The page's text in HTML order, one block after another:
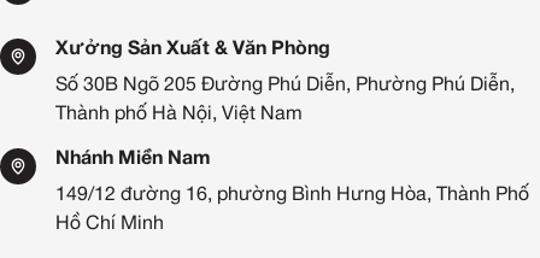
Xưởng Sản Xuất & Văn Phòng
Số 30B Ngõ 205 Đường Phú Diễn, Phường Phú Diễn,
Thành phố Hà Nội, Việt Nam
Nhánh Miền Nam
149/12 đường 16, phường Bình Hưng Hòa, Thành Phố
Hồ Chí Minh